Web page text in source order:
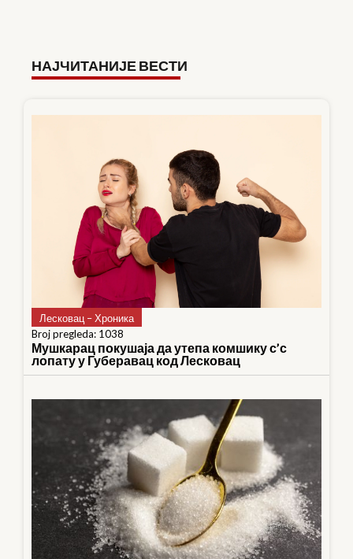
НАЈЧИТАНИЈЕ ВЕСТИ
Лесковац – Хроника
Broj pregleda: 1038
Мушкарац покушаја да утепа комшику с’с
лопату у Губеравац код Лесковац